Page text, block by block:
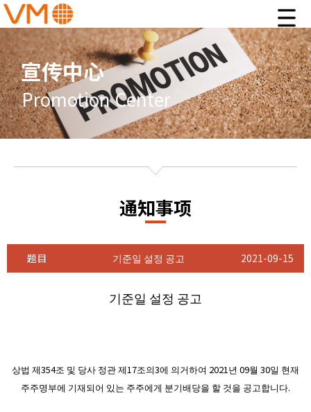
宣传中心
Promotion Center
通知事项
题目 기준일 설정 공고 2021-09-15
기준일 설정 공고
상법 제354조 및 당사 정관 제17조의3에 의거하여 2021년 09월 30일 현재
주주명부에 기재되어 있는 주주에게 분기배당을 할 것을 공고합니다.